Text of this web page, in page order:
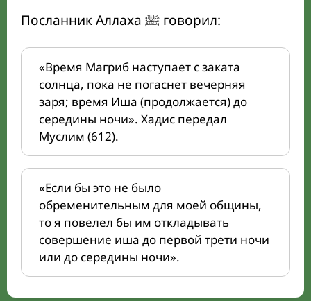
Посланник Аллаха ﷺ говорил:
«Время Магриб наступает с заката
солнца, пока не погаснет вечерняя
заря; время Иша (продолжается) до
середины ночи». Хадис передал
Муслим (612).
«Если бы это не было
обременительным для моей общины,
то я повелел бы им откладывать
совершение иша до первой трети ночи
или до середины ночи».